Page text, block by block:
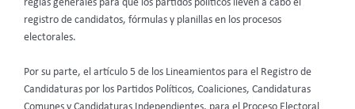
reglas generales para que los partidos políticos lleven a cabo el
registro de candidatos, fórmulas y planillas en los procesos
electorales.
Por su parte, el artículo 5 de los Lineamientos para el Registro de
Candidaturas por los Partidos Políticos, Coaliciones, Candidaturas